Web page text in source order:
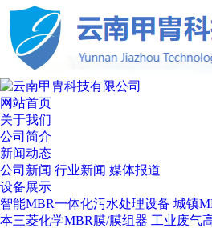
网站首页
关于我们
公司简介
新闻动态
公司新闻 行业新闻 媒体报道
设备展示
智能MBR一体化污水处理设备 城镇
本三菱化学MBR膜/膜组器 工业废气